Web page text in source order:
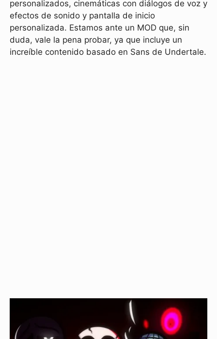
personalizados, cinemáticas con diálogos de voz y
efectos de sonido y pantalla de inicio
personalizada. Estamos ante un MOD que, sin
duda, vale la pena probar, ya que incluye un
increíble contenido basado en Sans de Undertale.